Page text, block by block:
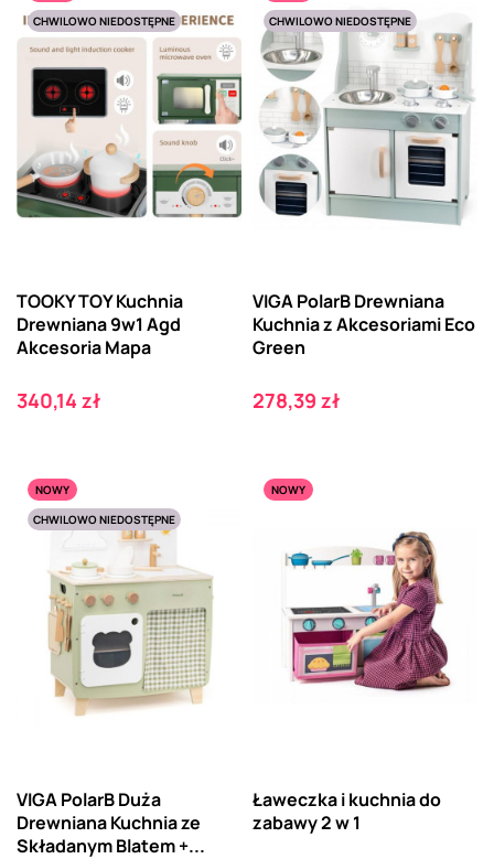
CHWILOWO NIEDOSTĘPNE
TOOKY TOY Kuchnia
Drewniana 9w1 Agd
Akcesoria Mapa
Cena
340,14 zł
CHWILOWO NIEDOSTĘPNE
VIGA PolarB Drewniana
Kuchnia z Akcesoriami Eco
Green
Cena
278,39 zł
NOWY
CHWILOWO NIEDOSTĘPNE
VIGA PolarB Duża
Drewniana Kuchnia ze
Składanym Blatem +...
NOWY
Ławeczka i kuchnia do
zabawy 2 w 1